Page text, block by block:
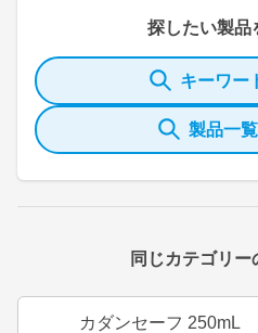
探したい製品
キーワー
製品一
同じカテゴリ
カダンセーフ 250mL